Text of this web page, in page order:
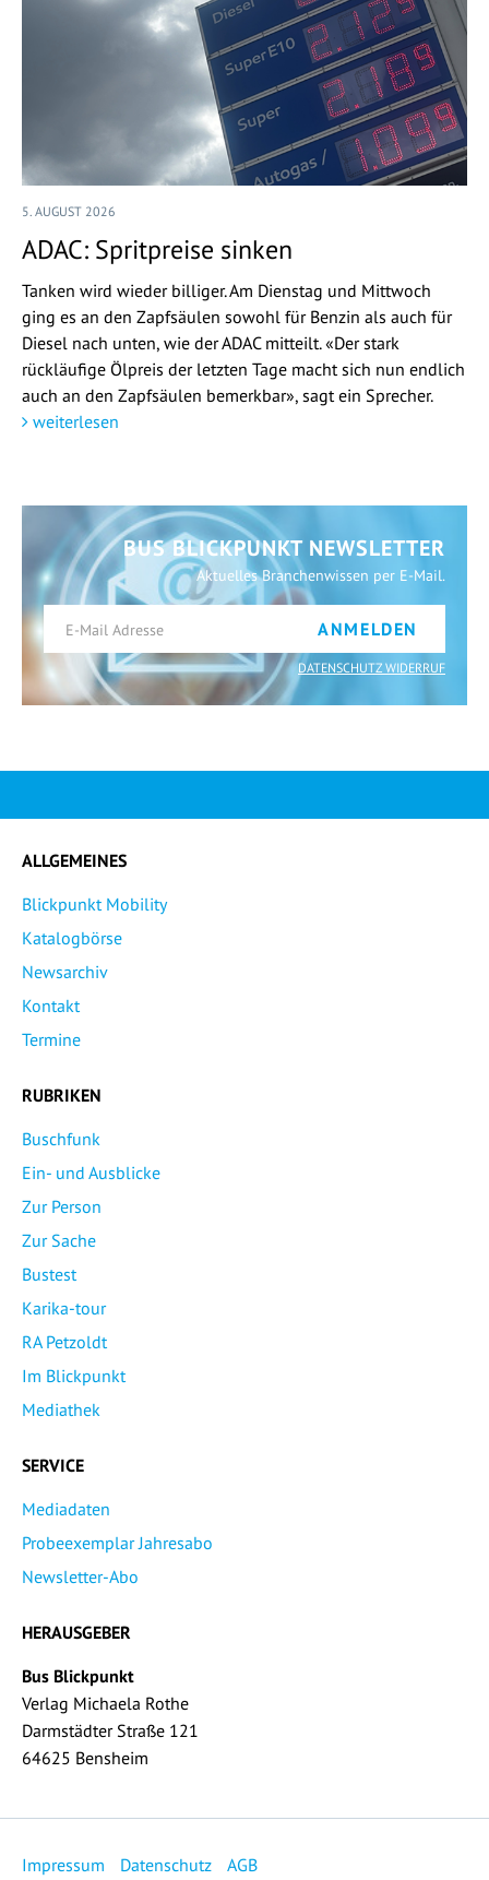
5. AUGUST 2026
ADAC: Spritpreise sinken
Tanken wird wieder billiger. Am Dienstag und Mittwoch
ging es an den Zapfsäulen sowohl für Benzin als auch für
Diesel nach unten, wie der ADAC mitteilt. «Der stark
rückläufige Ölpreis der letzten Tage macht sich nun endlich
auch an den Zapfsäulen bemerkbar», sagt ein Sprecher.
weiterlesen
BUS BLICKPUNKT NEWSLETTER
Aktuelles Branchenwissen per E-Mail.
ANMELDEN
DATENSCHUTZ WIDERRUF
ALLGEMEINES
Blickpunkt Mobility
Katalogbörse
Newsarchiv
Kontakt
Termine
RUBRIKEN
Buschfunk
Ein- und Ausblicke
Zur Person
Zur Sache
Bustest
Karika-tour
RA Petzoldt
Im Blickpunkt
Mediathek
SERVICE
Mediadaten
Probeexemplar Jahresabo
Newsletter-Abo
HERAUSGEBER
Bus Blickpunkt
Verlag Michaela Rothe
Darmstädter Straße 121
64625 Bensheim
Impressum Datenschutz AGB